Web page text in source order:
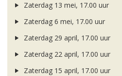
Zaterdag 13 mei, 17.00 uur
Zaterdag 6 mei, 17.00 uur
Zaterdag 29 april, 17.00 uur
Zaterdag 22 april, 17.00 uur
Zaterdag 15 april, 17.00 uur